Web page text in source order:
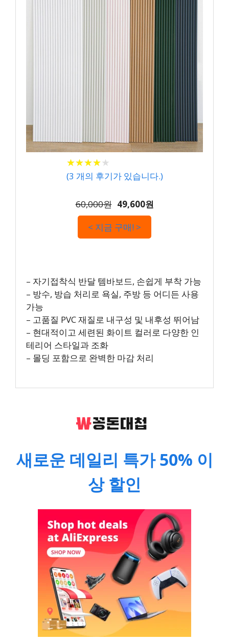
★★★★★
★★★★★
(3 개의 후기가 있습니다.)
60,000원 49,600원
< 지금 구매! >
– 자기접착식 반달 템바보드, 손쉽게 부착 가능
– 방수, 방습 처리로 욕실, 주방 등 어디든 사용
가능
– 고품질 PVC 재질로 내구성 및 내후성 뛰어남
– 현대적이고 세련된 화이트 컬러로 다양한 인
테리어 스타일과 조화
– 몰딩 포함으로 완벽한 마감 처리
새로운 데일리 특가 50% 이
상 할인